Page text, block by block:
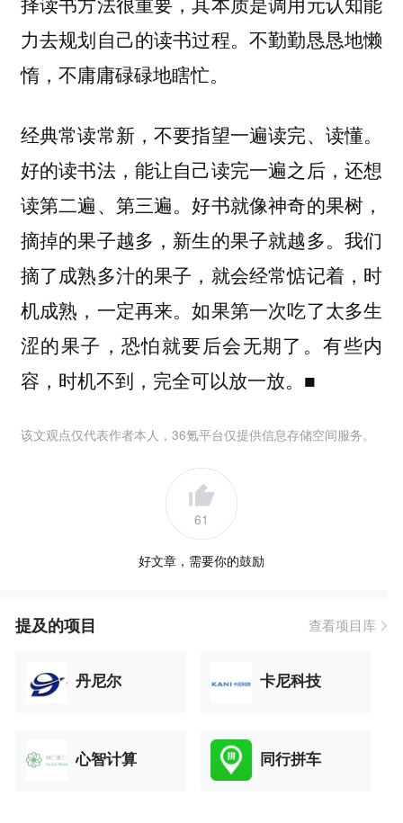
力去规划自己的读书过程。不勤勤恳恳地懒
惰，不庸庸碌碌地瞎忙。
经典常读常新，不要指望一遍读完、读懂。
好的读书法，能让自己读完一遍之后，还想
读第二遍、第三遍。好书就像神奇的果树，
摘掉的果子越多，新生的果子就越多。我们
摘了成熟多汁的果子，就会经常惦记着，时
机成熟，一定再来。如果第一次吃了太多生
涩的果子，恐怕就要后会无期了。有些内
容，时机不到，完全可以放一放。■
该文观点仅代表作者本人，36氪平台仅提供信息存储空间服务。
61
好文章，需要你的鼓励
提及的项目 查看项目库
丹尼尔 卡尼科技
心智计算 同行拼车